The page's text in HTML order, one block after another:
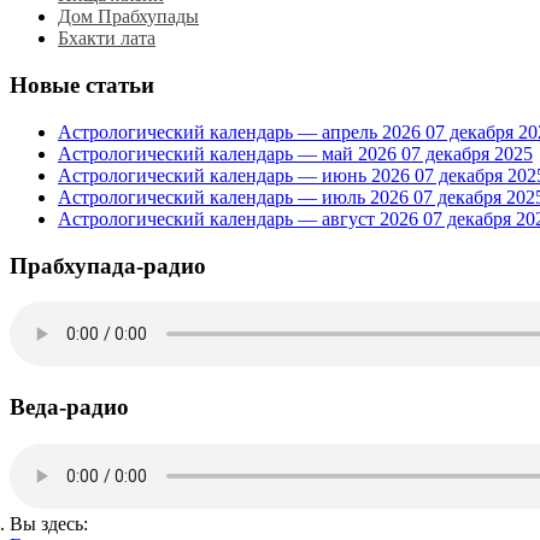
Дом Прабхупады
Бхакти лата
Новые статьи
Астрологический календарь — апрель 2026 07 декабря
Астрологический календарь — май 2026 07 декабря 2025
Астрологический календарь — июнь 2026 07 декабря
Астрологический календарь — июль 2026 07 декабря
Астрологический календарь — август 2026 07 декабря
Прабхупада-радио
Веда-радио
Вы здесь: